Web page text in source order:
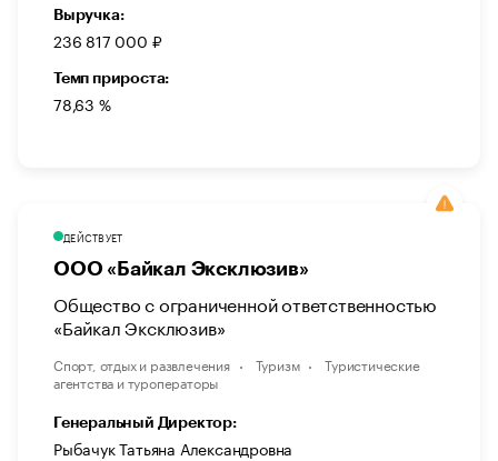
Выручка:
236 817 000 ₽
Темп прироста:
78,63 %
ДЕЙСТВУЕТ
ООО «Байкал Эксклюзив»
Общество с ограниченной ответственностью
«Байкал Эксклюзив»
Спорт, отдых и развлечения Туризм
Туристические
агентства и туроператоры
Генеральный Директор:
Рыбачук Татьяна Александровна